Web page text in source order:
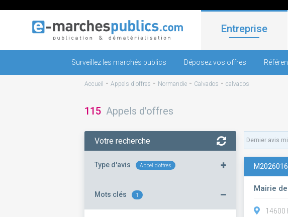
Entreprise
Surveillez les marchés publics Déposez vos offres
Accueil - Appels d'offres - Normandie - Calvados - calvados
115 Appels d'offres
Votre recherche
Type d'avis Appel d'offres +
Mots clés 1 –
Mairie
14600